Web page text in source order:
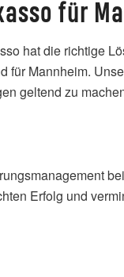
für
hat die richtige
Mannheim.
geltend zu
Erfolg und